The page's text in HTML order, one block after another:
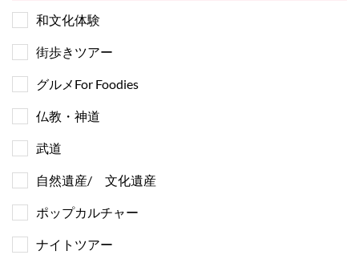
和文化体験
街歩きツアー
グルメFor Foodies
仏教・神道
武道
自然遺産/ 文化遺産
ポップカルチャー
ナイトツアー